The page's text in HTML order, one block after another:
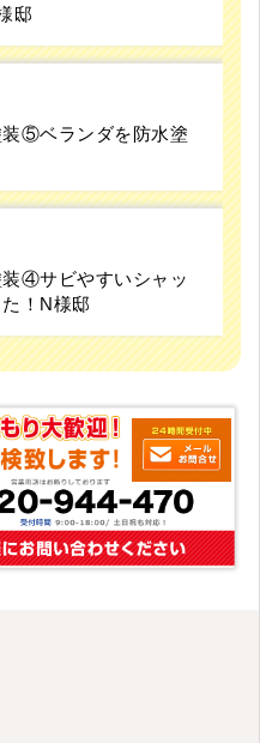
邸
⑤ベランダを防水塗
④サビやすいシャッ
！N様邸